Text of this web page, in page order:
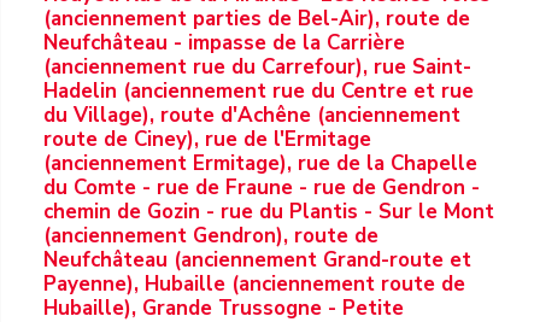
(anciennement parties de Bel-Air), route de
Neufchâteau - impasse de la Carrière
(anciennement rue du Carrefour), rue Saint-
Hadelin (anciennement rue du Centre et rue
du Village), route d'Achêne (anciennement
route de Ciney), rue de l'Ermitage
(anciennement Ermitage), rue de la Chapelle
du Comte - rue de Fraune - rue de Gendron -
chemin de Gozin - rue du Plantis - Sur le Mont
(anciennement Gendron), route de
Neufchâteau (anciennement Grand-route et
Payenne), Hubaille (anciennement route de
Hubaille), Grande Trussogne - Petite